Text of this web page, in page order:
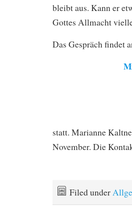
bleibt aus. Kann er
Gottes Allmacht
Das Gespräch findet
statt. Marianne
November. Die
Filed under